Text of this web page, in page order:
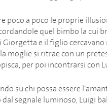
poco a poco le proprie
quel bimbo la cui
e il figlio
moglie si ritrae con un
per poi incontrarsi con
su chi possa essere
segnale luminoso, Luigi